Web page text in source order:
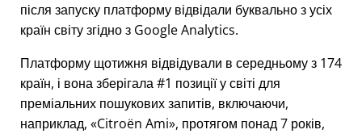
після запуску платформу відвідали буквально з усіх
країн світу згідно з Google Analytics.
Платформу щотижня відвідували в середньому з 174
країн, і вона зберігала #1 позиції у світі для
преміальних пошукових запитів, включаючи,
наприклад,
Citroën Ami , протягом понад 7 років,